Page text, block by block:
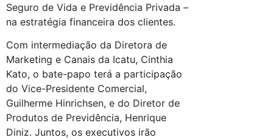
Seguro de Vida e Previdência Privada –
na estratégia financeira dos clientes.
Com intermediação da Diretora de
Marketing e Canais da Icatu, Cinthia
Kato, o bate-papo terá a participação
do Vice-Presidente Comercial,
Guilherme Hinrichsen, e do Diretor de
Produtos de Previdência, Henrique
Diniz. Juntos, os executivos irão